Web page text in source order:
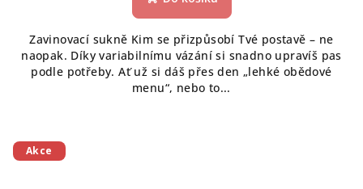
Zavinovací sukně Kim se přizpůsobí Tvé postavě – ne
naopak. Díky variabilnímu vázání si snadno upravíš pas
podle potřeby. Ať už si dáš přes den „lehké obědové
menu“, nebo to...
Akce